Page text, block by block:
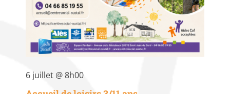
6 juillet @ 8h00